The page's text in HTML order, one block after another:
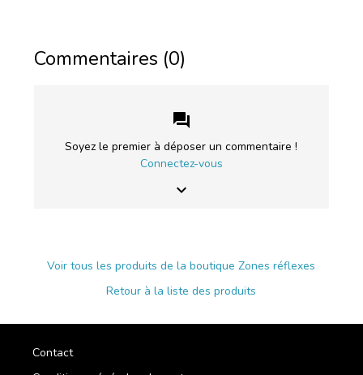
Commentaires (0)
forum
Soyez le premier à déposer un commentaire !
Connectez-vous
keyboard_arrow_down
Voir tous les produits de la boutique Zones réflexes
Retour à la liste des produits
Contact